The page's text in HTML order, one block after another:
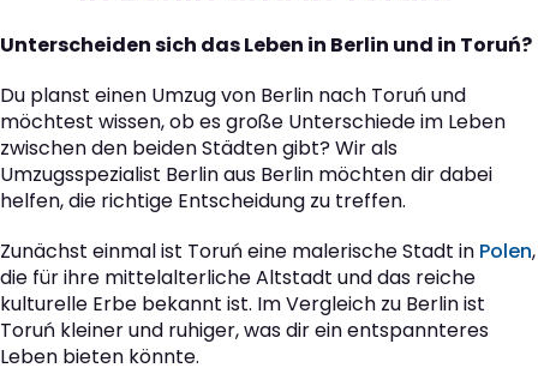
Unterscheiden sich das Leben in Berlin und in Toruń?
Du planst einen Umzug von Berlin nach Toruń und
möchtest wissen, ob es große Unterschiede im Leben
zwischen den beiden Städten gibt? Wir als
Umzugsspezialist Berlin aus Berlin möchten dir dabei
helfen, die richtige Entscheidung zu treffen.
Zunächst einmal ist Toruń eine malerische Stadt in Polen,
die für ihre mittelalterliche Altstadt und das reiche
kulturelle Erbe bekannt ist. Im Vergleich zu Berlin ist
Toruń kleiner und ruhiger, was dir ein entspannteres
Leben bieten könnte.